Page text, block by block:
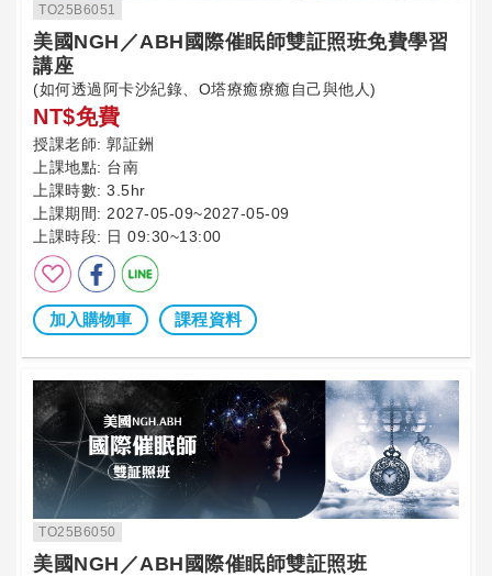
TO25B6051
美國NGH／ABH國際催眠師雙証照班免費學習
講座
(如何透過阿卡沙紀錄、O塔療癒療癒自己與他人)
NT$免費
授課老師: 郭証銂
上課地點: 台南
上課時數: 3.5hr
上課期間: 2027-05-09~2027-05-09
上課時段: 日 09:30~13:00
加入購物車 課程資料
TO25B6050
美國NGH／ABH國際催眠師雙証照班